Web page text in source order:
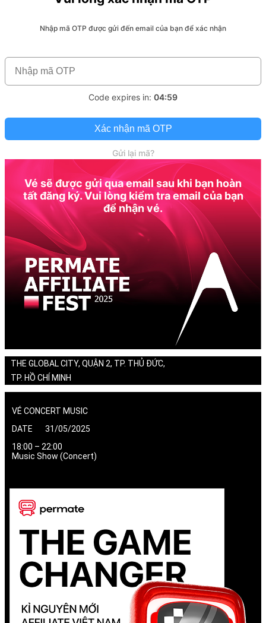
Nhập mã OTP được gửi đến email của bạn để xác nhận
Code expires in: 04:59
Xác nhận mã OTP
Gửi lại mã?
Vé sẽ được gửi qua email sau khi bạn hoàn
tất đăng ký. Vui lòng kiểm tra email của bạn
để nhận vé.
THE GLOBAL CITY, QUẬN 2, TP. THỦ ĐỨC,
TP. HỒ CHÍ MINH
VÉ CONCERT MUSIC
DATE 31/05/2025
18:00 – 22:00
Music Show (Concert)